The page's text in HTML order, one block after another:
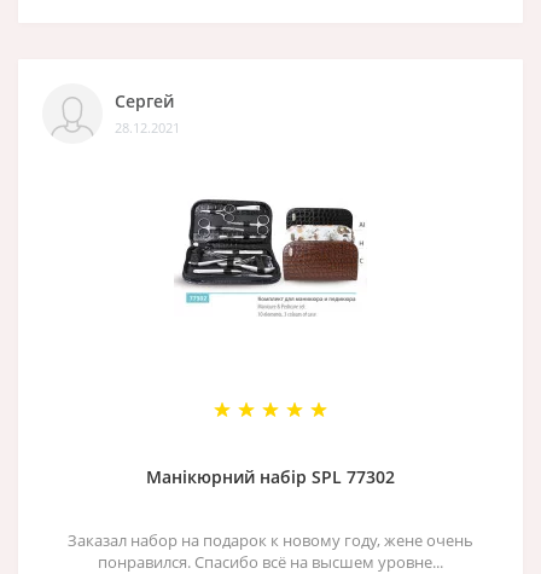
Сергей
28.12.2021
Манікюрний набір SPL 77302
Заказал набор на подарок к новому году, жене очень
понравился. Спасибо всё на высшем уровне...